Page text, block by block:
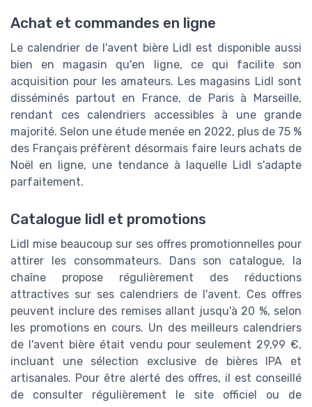
Achat et commandes en ligne
Le calendrier de l'avent bière Lidl est disponible aussi
bien en magasin qu'en ligne, ce qui facilite son
acquisition pour les amateurs. Les magasins Lidl sont
disséminés partout en France, de Paris à Marseille,
rendant ces calendriers accessibles à une grande
majorité. Selon une étude menée en 2022, plus de 75 %
des Français préfèrent désormais faire leurs achats de
Noël en ligne, une tendance à laquelle Lidl s'adapte
parfaitement.
Catalogue lidl et promotions
Lidl mise beaucoup sur ses offres promotionnelles pour
attirer les consommateurs. Dans son catalogue, la
chaîne propose régulièrement des réductions
attractives sur ses calendriers de l'avent. Ces offres
peuvent inclure des remises allant jusqu'à 20 %, selon
les promotions en cours. Un des meilleurs calendriers
de l'avent bière était vendu pour seulement 29,99 €,
incluant une sélection exclusive de bières IPA et
artisanales. Pour être alerté des offres, il est conseillé
de consulter régulièrement le site officiel ou de